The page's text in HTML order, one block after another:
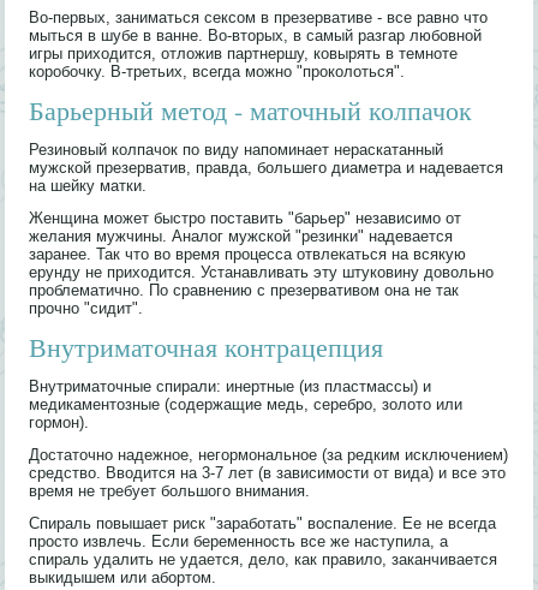
Во-первых, заниматься сексом в презервативе - все равно что
мыться в шубе в ванне. Во-вторых, в самый разгар любовной
игры приходится, отложив партнершу, ковырять в темноте
коробочку. В-третьих, всегда можно "проколоться".
Барьерный метод - маточный колпачок
Резиновый колпачок по виду напоминает нераскатанный
мужской презерватив, правда, большего диаметра и надевается
на шейку матки.
Женщина может быстро поставить "барьер" независимо от
желания мужчины. Аналог мужской "резинки" надевается
заранее. Так что во время процесса отвлекаться на всякую
ерунду не приходится. Устанавливать эту штуковину довольно
проблематично. По сравнению с презервативом она не так
прочно "сидит".
Внутриматочная контрацепция
Внутриматочные спирали: инертные (из пластмассы) и
медикаментозные (содержащие медь, серебро, золото или
гормон).
Достаточно надежное, негормональное (за редким исключением)
средство. Вводится на 3-7 лет (в зависимости от вида) и все это
время не требует большого внимания.
Спираль повышает риск "заработать" воспаление. Ее не всегда
просто извлечь. Если беременность все же наступила, а
спираль удалить не удается, дело, как правило, заканчивается
выкидышем или абортом.